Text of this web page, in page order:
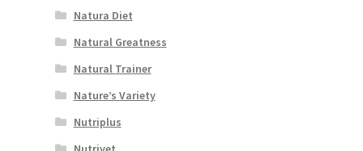
Natura Diet
Natural Greatness
Natural Trainer
Nature’s Variety
Nutriplus